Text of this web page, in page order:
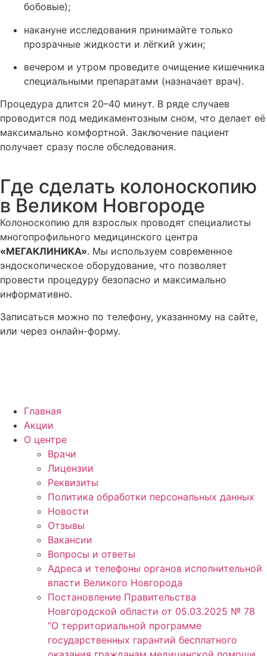
бобовые);
накануне исследования принимайте только
прозрачные жидкости и лёгкий ужин;
вечером и утром проведите очищение кишечника
специальными препаратами (назначает врач).
Процедура длится 20–40 минут. В ряде случаев
проводится под медикаментозным сном, что делает её
максимально комфортной. Заключение пациент
получает сразу после обследования.
Где сделать колоноскопию
в Великом Новгороде
Колоноскопию для взрослых проводят специалисты
многопрофильного медицинского центра
«МЕГАКЛИНИКА». Мы используем современное
эндоскопическое оборудование, что позволяет
провести процедуру безопасно и максимально
информативно.
Записаться можно по телефону, указанному на сайте,
или через онлайн-форму.
Главная
Акции
О центре
Врачи
Лицензии
Реквизиты
Политика обработки персональных данных
Новости
Отзывы
Вакансии
Вопросы и ответы
Адреса и телефоны органов исполнительной
власти Великого Новгорода
Постановление Правительства
Новгородской области от 05.03.2025 № 78
“О территориальной программе
государственных гарантий бесплатного